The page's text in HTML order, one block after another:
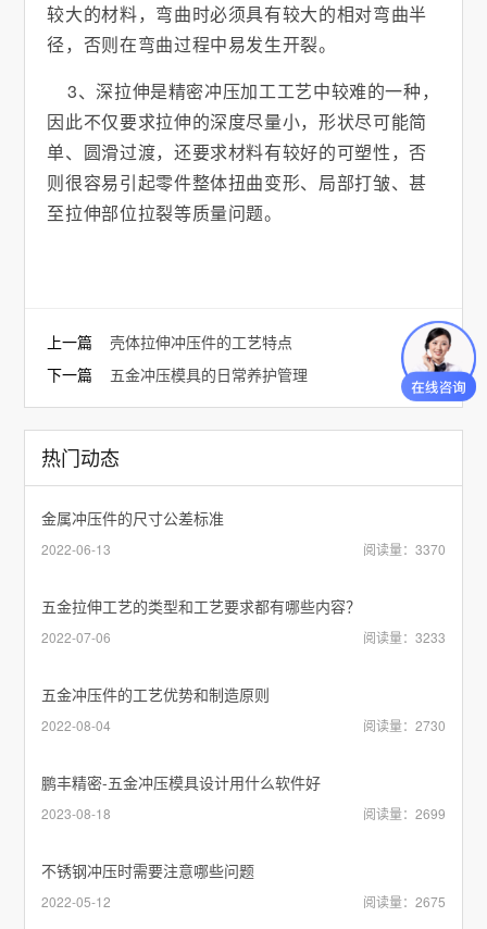
较大的材料，弯曲时必须具有较大的相对弯曲半
径，否则在弯曲过程中易发生开裂。
3、深拉伸是精密冲压加工工艺中较难的一种，
因此不仅要求拉伸的深度尽量小，形状尽可能简
单、圆滑过渡，还要求材料有较好的可塑性，否
则很容易引起零件整体扭曲变形、局部打皱、甚
至拉伸部位拉裂等质量问题。
上一篇 壳体拉伸冲压件的工艺特点
下一篇 五金冲压模具的日常养护管理
热门动态
金属冲压件的尺寸公差标准
2022-06-13 阅读量：3370
五金拉伸工艺的类型和工艺要求都有哪些内容？
2022-07-06 阅读量：3233
五金冲压件的工艺优势和制造原则
2022-08-04 阅读量：2730
鹏丰精密-五金冲压模具设计用什么软件好
2023-08-18 阅读量：2699
不锈钢冲压时需要注意哪些问题
2022-05-12 阅读量：2675